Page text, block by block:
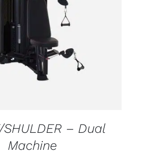
DETALJI
SHULDER – Dual
Machine